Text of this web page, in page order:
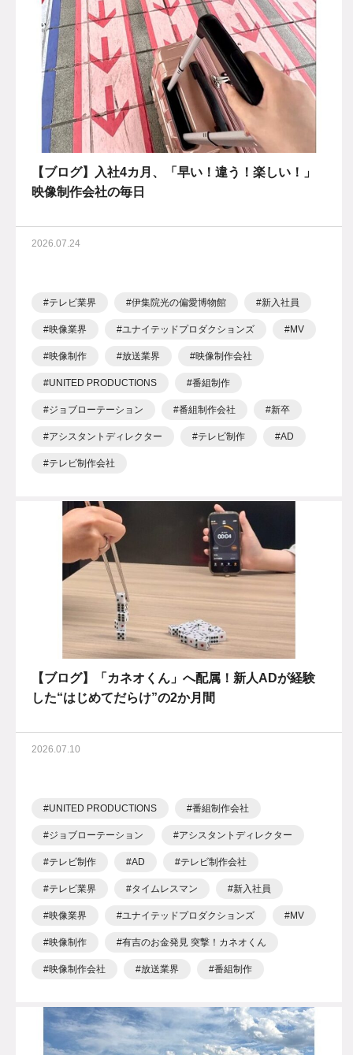
【ブログ】入社4カ月、「早い！違う！楽しい！」
映像制作会社の毎日
2026.07.24
テレビ業界 伊集院光の偏愛博物館 新入社員
映像業界 ユナイテッドプロダクションズ MV
映像制作 放送業界 映像制作会社
UNITED PRODUCTIONS 番組制作
ジョブローテーション 番組制作会社 新卒
アシスタントディレクター テレビ制作 AD
テレビ制作会社
【ブログ】「カネオくん」へ配属！新人ADが経験
した“はじめてだらけ”の2か月間
2026.07.10
UNITED PRODUCTIONS 番組制作会社
ジョブローテーション アシスタントディレクター
テレビ制作 AD テレビ制作会社
テレビ業界 タイムレスマン 新入社員
映像業界 ユナイテッドプロダクションズ MV
映像制作 有吉のお金発見 突撃！カネオくん
映像制作会社 放送業界 番組制作